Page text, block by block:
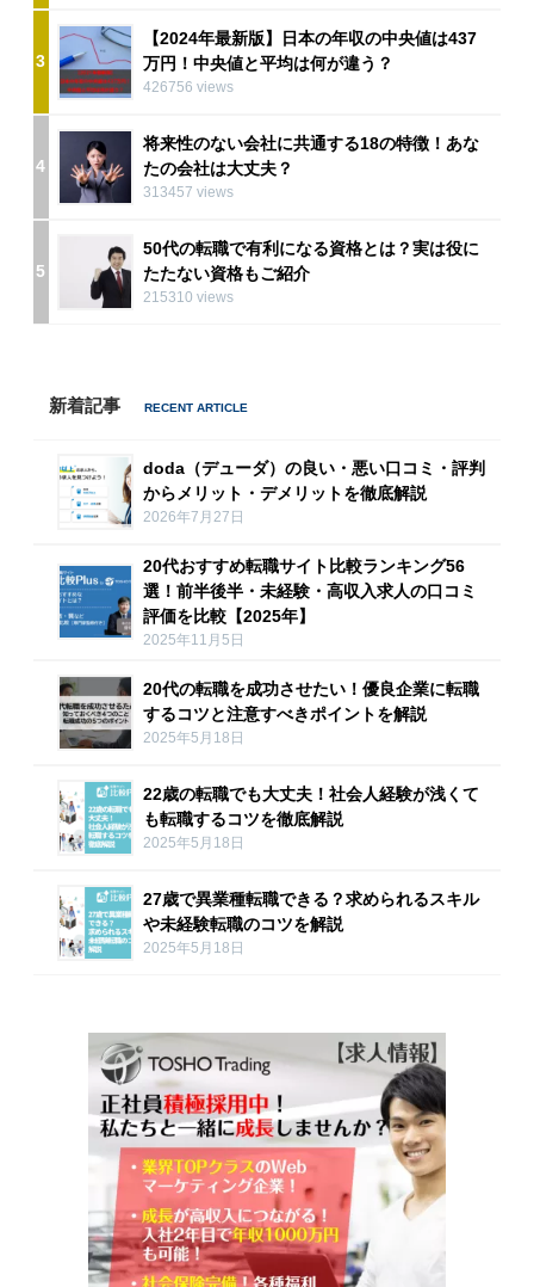
3
【2024年最新版】日本の年収の中央値は437
万円！中央値と平均は何が違う？
426756 views
4
将来性のない会社に共通する18の特徴！あな
たの会社は大丈夫？
313457 views
5
50代の転職で有利になる資格とは？実は役に
たたない資格もご紹介
215310 views
新着記事
doda（デューダ）の良い・悪い口コミ・評判
からメリット・デメリットを徹底解説
2026年7月27日
20代おすすめ転職サイト比較ランキング56
選！前半後半・未経験・高収入求人の口コミ
評価を比較【2025年】
2025年11月5日
20代の転職を成功させたい！優良企業に転職
するコツと注意すべきポイントを解説
2025年5月18日
22歳の転職でも大丈夫！社会人経験が浅くて
も転職するコツを徹底解説
2025年5月18日
27歳で異業種転職できる？求められるスキル
や未経験転職のコツを解説
2025年5月18日